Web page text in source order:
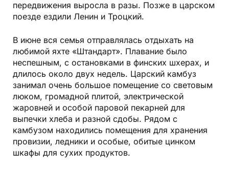
передвижения выросла в разы. Позже в царском
поезде ездили Ленин и Троцкий.
В июне вся семья отправлялась отдыхать на
любимой яхте «Штандарт». Плавание было
неспешным, с остановками в финских шхерах, и
длилось около двух недель. Царский камбуз
занимал очень большое помещение со световым
люком, громадной плитой, электрической
жаровней и особой паровой пекарней для
выпечки хлеба и разной сдобы. Рядом с
камбузом находились помещения для хранения
провизии, ледники и особые, обитые цинком
шкафы для сухих продуктов.